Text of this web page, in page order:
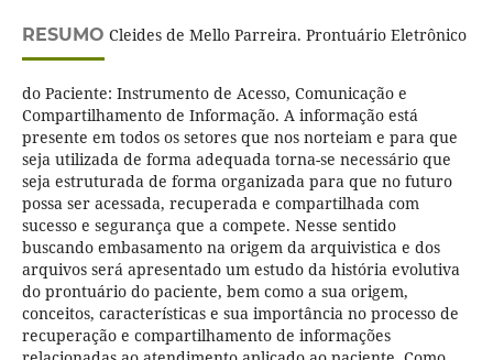
RESUMO Cleides de Mello Parreira. Prontuário Eletrônico
do Paciente: Instrumento de Acesso, Comunicação e
Compartilhamento de Informação. A informação está
presente em todos os setores que nos norteiam e para que
seja utilizada de forma adequada torna-se necessário que
seja estruturada de forma organizada para que no futuro
possa ser acessada, recuperada e compartilhada com
sucesso e segurança que a compete. Nesse sentido
buscando embasamento na origem da arquivistica e dos
arquivos será apresentado um estudo da história evolutiva
do prontuário do paciente, bem como a sua origem,
conceitos, características e sua importância no processo de
recuperação e compartilhamento de informações